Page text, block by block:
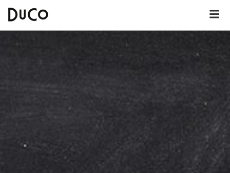
Over DuCo Deurne
German